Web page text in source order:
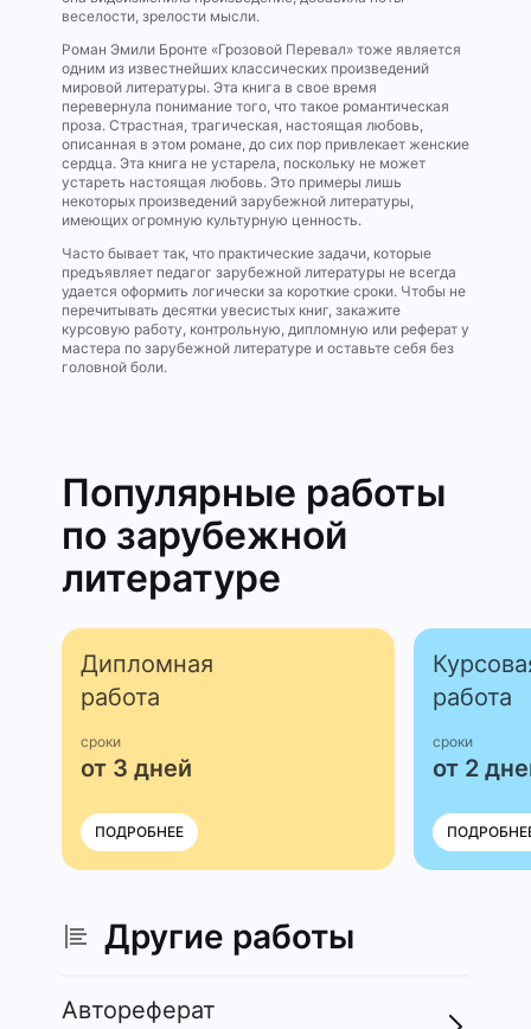
веселости, зрелости мысли.
Роман Эмили Бронте «Грозовой Перевал» тоже является
одним из известнейших классических произведений
мировой литературы. Эта книга в свое время
перевернула понимание того, что такое романтическая
проза. Страстная, трагическая, настоящая любовь,
описанная в этом романе, до сих пор привлекает женские
сердца. Эта книга не устарела, поскольку не может
устареть настоящая любовь. Это примеры лишь
некоторых произведений зарубежной литературы,
имеющих огромную культурную ценность.
Часто бывает так, что практические задачи, которые
предъявляет педагог зарубежной литературы не всегда
удается оформить логически за короткие сроки. Чтобы не
перечитывать десятки увесистых книг, закажите
курсовую работу, контрольную, дипломную или реферат у
мастера по зарубежной литературе и оставьте себя без
головной боли.
Популярные работы
по зарубежной
литературе
Дипломная
работа
сроки
от 3 дней
ПОДРОБНЕЕ
работа
сроки
от 2
Другие работы
Автореферат